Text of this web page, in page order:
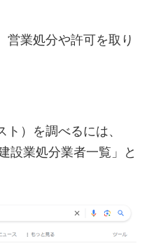
営業処分や許可を取り
）を調べるには、
業処分業者一覧」と